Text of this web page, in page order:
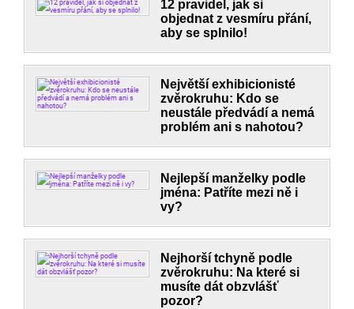
12 pravidel, jak si
objednat z vesmíru přání,
aby se splnilo!
Největší exhibicionisté
zvěrokruhu: Kdo se
neustále předvádí a nemá
problém ani s nahotou?
Nejlepší manželky podle
jména: Patříte mezi ně i
vy?
Nejhorší tchyně podle
zvěrokruhu: Na které si
musíte dát obzvlášť
pozor?